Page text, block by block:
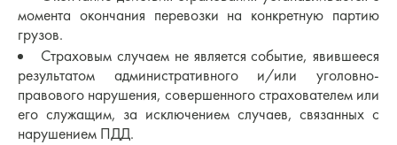
момента окончания перевозки на конкретную партию
грузов.
Страховым случаем не является событие, явившееся
результатом административного и/или уголовно-
правового нарушения, совершенного страхователем или
его служащим, за исключением случаев, связанных с
нарушением ПДД.